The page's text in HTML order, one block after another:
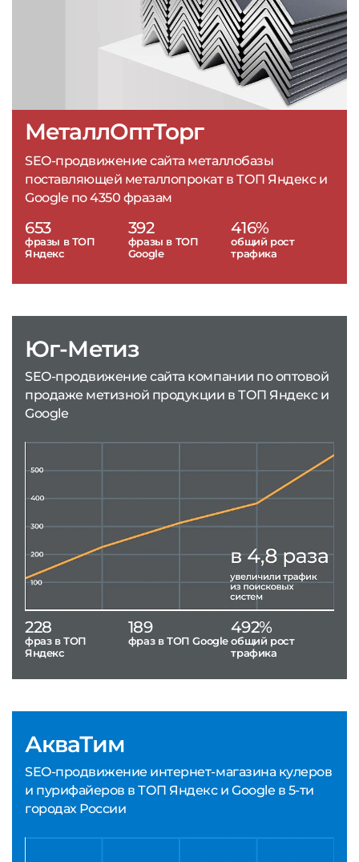
МеталлОптТорг
SEO-продвижение сайта металлобазы
поставляющей металлопрокат в ТОП Яндекс и
Google по 4350 фразам
653
фразы в ТОП
Яндекс
392
фразы в ТОП
Google
416%
общий рост
трафика
АкваТим
SEO-продвижение интернет-магазина кулеров
и пурифайеров в ТОП Яндекс и Google в 5-ти
городах России
Юг-Метиз
SEO-продвижение сайта компании по оптовой
продаже метизной продукции в ТОП Яндекс и
Google
228
фраз в ТОП
Яндекс
189
фраз в ТОП Google
492%
общий рост
трафика